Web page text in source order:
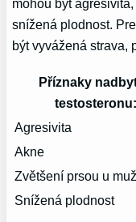
mohou být
snížená plodnost.
být vyvážená strava,
Příznaky
testosteronu:
Agresivita
Akne
Zvětšení prsou u
Snížená plodnost